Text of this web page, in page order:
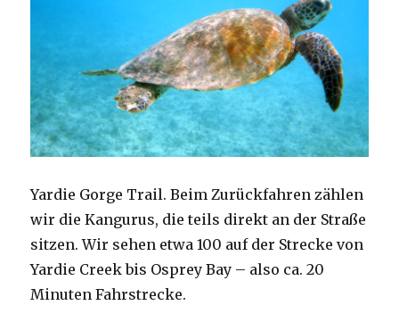
Yardie Gorge Trail. Beim Zurückfahren zählen
wir die Kangurus, die teils direkt an der Straße
sitzen. Wir sehen etwa 100 auf der Strecke von
Yardie Creek bis Osprey Bay – also ca. 20
Minuten Fahrstrecke.